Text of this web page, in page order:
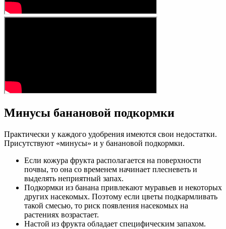
Минусы банановой подкормки
Практически у каждого удобрения имеются свои недостатки.
Присутствуют «минусы» и у банановой подкормки.
Если кожура фрукта располагается на поверхности
почвы, то она со временем начинает плесневеть и
выделять неприятный запах.
Подкормки из банана привлекают муравьев и некоторых
других насекомых. Поэтому если цветы подкармливать
такой смесью, то риск появления насекомых на
растениях возрастает.
Настой из фрукта обладает специфическим запахом.